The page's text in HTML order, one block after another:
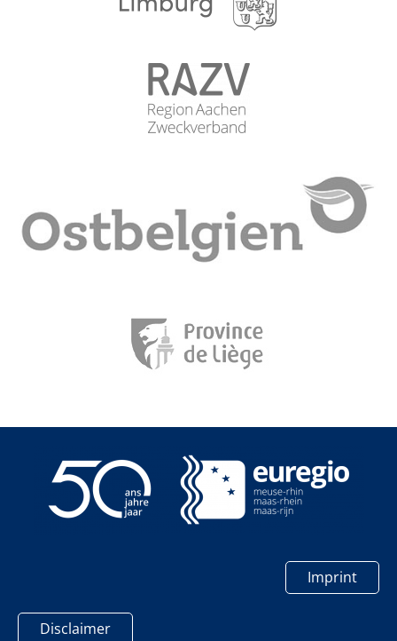
Imprint
Disclaimer